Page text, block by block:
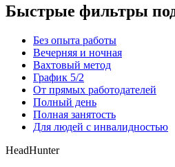
Быстрые фильтры
Без опыта работы
Вечерняя и ночная
Вахтовый метод
График 5/2
От прямых работодателей
Полный день
Полная занятость
Для людей с инвалидностью
HeadHunter